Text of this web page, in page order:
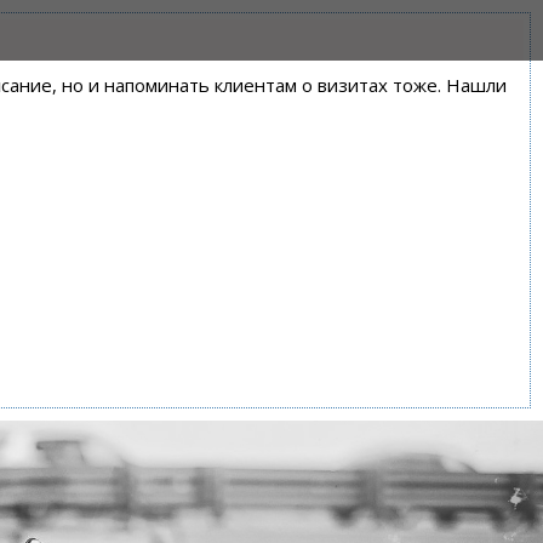
но и напоминать клиентам о визитах тоже. Нашли